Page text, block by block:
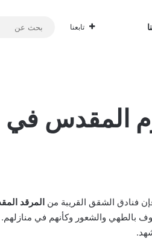
تابعنا
المقدس
فنادق الشقق القريبة من المرقد
بالطهي والشعور وكأنهم في منازلهم.